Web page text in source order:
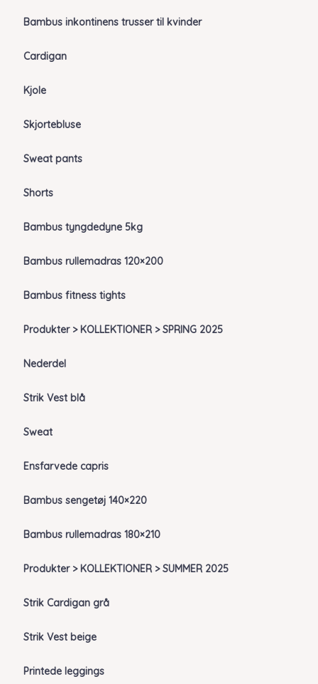
Bambus inkontinens trusser til kvinder
Cardigan
Kjole
Skjortebluse
Sweat pants
Shorts
Bambus tyngdedyne 5kg
Bambus rullemadras 120×200
Bambus fitness tights
Produkter > KOLLEKTIONER > SPRING 2025
Nederdel
Strik Vest blå
Sweat
Ensfarvede capris
Bambus sengetøj 140×220
Bambus rullemadras 180×210
Produkter > KOLLEKTIONER > SUMMER 2025
Strik Cardigan grå
Strik Vest beige
Printede leggings